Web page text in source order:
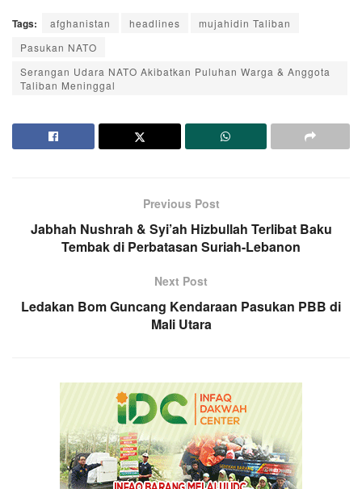
Tags: afghanistan headlines
mujahidin Taliban
Pasukan NATO
Serangan Udara NATO Akibatkan Puluhan Warga & Anggota
Taliban Meninggal
Previous Post
Jabhah Nushrah & Syi’ah Hizbullah Terlibat Baku
Tembak di Perbatasan Suriah-Lebanon
Next Post
Ledakan Bom Guncang Kendaraan Pasukan PBB di
Mali Utara